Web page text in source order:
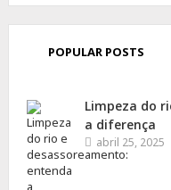
POPULAR POSTS
Limpeza do
a diferença
abril 25, 2025